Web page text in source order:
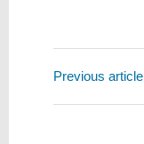
Previous